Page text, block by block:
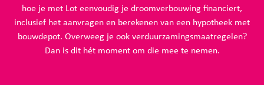
hoe je met Lot eenvoudig je droomverbouwing financiert,
inclusief het aanvragen en berekenen van een hypotheek met
bouwdepot. Overweeg je ook verduurzamingsmaatregelen?
Dan is dit hét moment om die mee te nemen.